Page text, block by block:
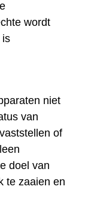
wordt
is
niet
van
of
doel van
te zaaien en